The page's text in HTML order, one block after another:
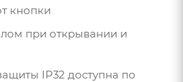
кнопки
при открывании и
IP32 доступна по